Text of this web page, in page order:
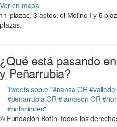
Ver en mapa
11 plazas, 3 aptos. el Molino I y 5
plazas.
¿Qué está pasando
y Peñarrubia?
Tweets sobre "#nansa OR
#peñarrubia OR #lamason OR
#polaciones"
© Fundación Botín, todos los